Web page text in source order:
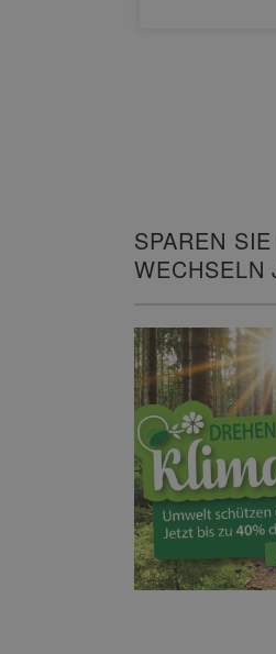
SPAREN
WECHSELN